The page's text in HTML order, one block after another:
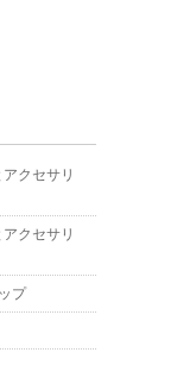
クセサリ
クセサリ
プ